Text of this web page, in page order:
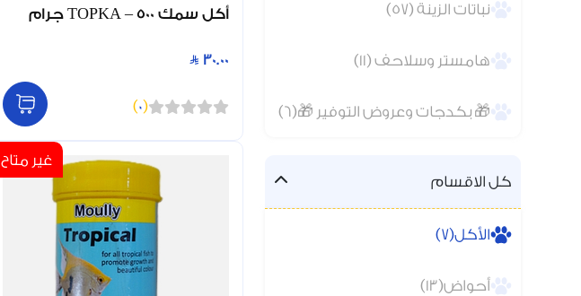
نباتات الزينة (57)
هامستر وسلاحف (11)
🎁 بكدجات وعروض التوفير 🎁(6)
كل الاقسام
الأكل(7)
أحواض(13)
أكل سمك TOPKA – 500 جرام
30.00
(
0
)
غير متاح